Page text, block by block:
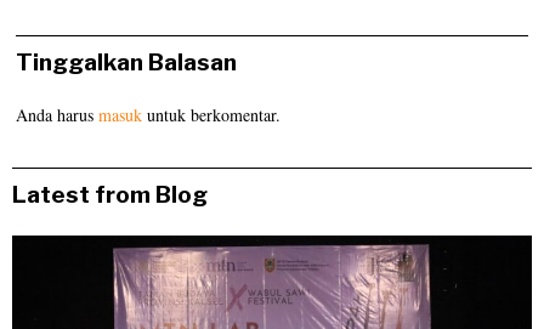
Tinggalkan Balasan
Anda harusmasuk untuk berkomentar.
Latest from Blog